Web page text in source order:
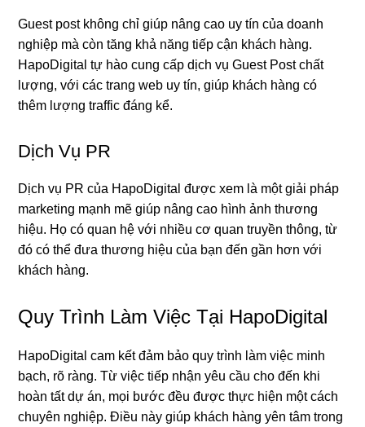
Guest post không chỉ giúp nâng cao uy tín của doanh
nghiệp mà còn tăng khả năng tiếp cận khách hàng.
HapoDigital tự hào cung cấp dịch vụ Guest Post chất
lượng, với các trang web uy tín, giúp khách hàng có
thêm lượng traffic đáng kể.
Dịch Vụ PR
Dịch vụ PR của HapoDigital được xem là một giải pháp
marketing mạnh mẽ giúp nâng cao hình ảnh thương
hiệu. Họ có quan hệ với nhiều cơ quan truyền thông, từ
đó có thể đưa thương hiệu của bạn đến gần hơn với
khách hàng.
Quy Trình Làm Việc Tại HapoDigital
HapoDigital cam kết đảm bảo quy trình làm việc minh
bạch, rõ ràng. Từ việc tiếp nhận yêu cầu cho đến khi
hoàn tất dự án, mọi bước đều được thực hiện một cách
chuyên nghiệp. Điều này giúp khách hàng yên tâm trong